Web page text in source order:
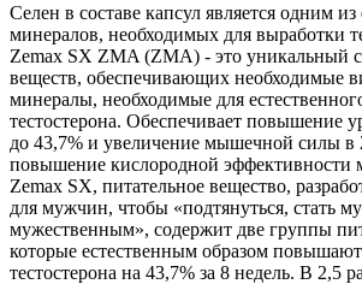
Селен в составе капсул является одним
минералов, необходимых для выработки
Zemax SX ZMA (ZMA) - это уникальный
веществ, обеспечивающих необходимые
минералы, необходимые для
тестостерона. Обеспечивает повышение
до 43,7% и увеличение мышечной силы в
повышение кислородной
Zemax SX, питательное вещество,
для мужчин, чтобы «подтянуться, стать
мужественным», содержит две группы
которые естественным образом
тестостерона на 43,7% за 8 недель. В 2,5